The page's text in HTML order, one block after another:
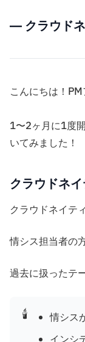
― クラウド
こんにちは！
1〜2ヶ月に1度
いてみました！
クラウドネ
クラウドネイテ
情シス担当者の
過去に扱ったテ
🕯️
情シス